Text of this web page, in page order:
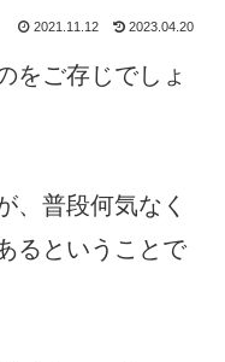
2021.11.12 2023.04.20
をご存じでしょ
、普段何気なく
るということで